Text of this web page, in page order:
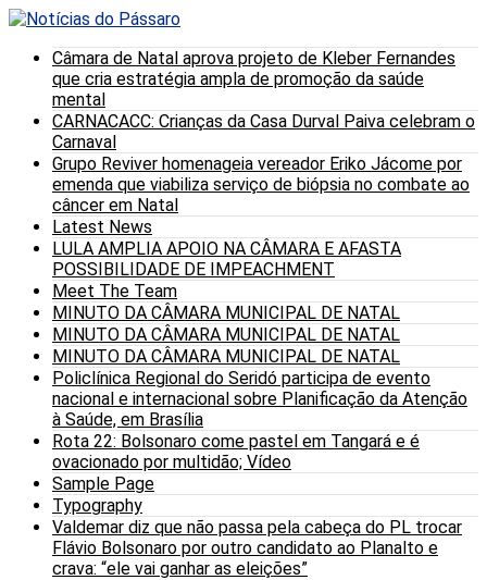
Câmara de Natal aprova projeto de Kleber Fernandes
que cria estratégia ampla de promoção da saúde
mental
CARNACACC: Crianças da Casa Durval Paiva celebram o
Carnaval
Grupo Reviver homenageia vereador Eriko Jácome por
emenda que viabiliza serviço de biópsia no combate ao
câncer em Natal
Latest News
LULA AMPLIA APOIO NA CÂMARA E AFASTA
POSSIBILIDADE DE IMPEACHMENT
Meet The Team
MINUTO DA CÂMARA MUNICIPAL DE NATAL
MINUTO DA CÂMARA MUNICIPAL DE NATAL
MINUTO DA CÂMARA MUNICIPAL DE NATAL
Policlínica Regional do Seridó participa de evento
nacional e internacional sobre Planificação da Atenção
à Saúde, em Brasília
Rota 22: Bolsonaro come pastel em Tangará e é
ovacionado por multidão; Vídeo
Sample Page
Typography
Valdemar diz que não passa pela cabeça do PL trocar
Flávio Bolsonaro por outro candidato ao Planalto e
crava: “ele vai ganhar as eleições”